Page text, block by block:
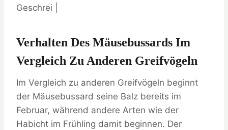
Geschrei |
Verhalten Des Mäusebussards Im
Vergleich Zu Anderen Greifvögeln
Im Vergleich zu anderen Greifvögeln beginnt
der Mäusebussard seine Balz bereits im
Februar, während andere Arten wie der
Habicht im Frühling damit beginnen. Der